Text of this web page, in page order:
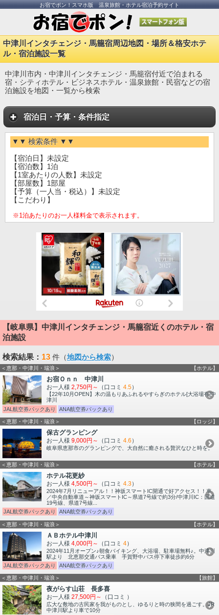
お宿でポン！スマホ版 温泉旅館・ホテル宿泊予約サイト
中津川インタチェンジ・馬籠宿周辺地図・場所＆格安ホテ
ル・宿泊施設一覧
中津川市内・中津川インタチェンジ・馬籠宿付近で泊まれる
宿・シティホテル・ビジネスホテル・温泉旅館・民宿などの宿
泊施設を地図・一覧から検索
宿泊日・予算・条件指定
▼▼ 検索条件 ▼▼
【宿泊日】未設定
【宿泊数】1泊
【1室あたりの人数】未設定
【部屋数】1部屋
【予算（一人当・税込）】未設定
【こだわり】
※1泊あたりのお一人様料金で表示されます。
【岐阜県】中津川インタチェンジ・馬籠宿近くのホテル・宿
泊施設
検索結果： 13 件（地図から検索）
＜恵那・中津川・瑞浪＞ 【ホテル】
お宿Ｏｎｎ 中津川
お一人様 2,750円～ （口コミ 4.5）
【22年10月OPEN】木の温もりあふれるやすらぎのホテル[大浴場有]中
津川
JAL航空券パックあり
ANA航空券パックあり
＜恵那・中津川・瑞浪＞ 【ロッジ】
保古グランピング
お一人様 9,000円～ （口コミ 4.6 ）
岐阜県恵那市のグランピングで、大自然に癒される贅沢なひと時を。
＜恵那・中津川・瑞浪＞ 【ホテル】
ホテル花更紗
お一人様 4,500円～ （口コミ 4.3）
2024年7月リニューアル！！神坂スマートIC開通で好アクセス！！車
／中央自動車道～神坂スマートIC～県道7号線で約3分/中津川IC：国道
19号線、県道7号線...
JAL航空券パックあり
ANA航空券パックあり
＜恵那・中津川・瑞浪＞ 【ホテル】
ＡＢホテル中津川
お一人様 4,000円～ （口コミ 4）
2024年11月オープン♪朝食バイキング、大浴場、駐車場無料♪。中津川
駅より 北恵那交通バス乗車 手賀野中バス停下車徒歩約6分
JAL航空券パックあり
ANA航空券パックあり
＜恵那・中津川・瑞浪＞ 【旅館】
夜がらす山荘 長多喜
お一人様 27,500円～ （口コミ ）
広大な敷地の古民家を我がものとし、ゆるりと時の狭間を過ごす。JR
中津川駅より車で10分